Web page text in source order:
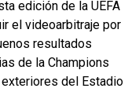
edición de la UEFA
el videoarbitraje por
resultados
de la Champions
del Estadio